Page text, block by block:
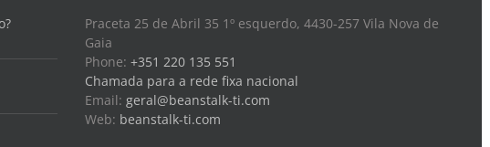
Praceta 25 de Abril 35 1º esquerdo, 4430-257 Vila Nova de
Gaia
Phone: +351 220 135 551
Chamada para a rede fixa nacional
Email: geral@beanstalk-ti.com
Web: beanstalk-ti.com